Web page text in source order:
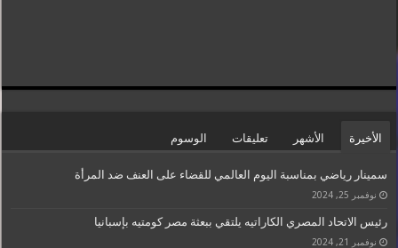
الأخيرة الأشهر تعليقات الوسوم
سمينار رياضي بمناسبة اليوم العالمي للقضاء على العنف ضد المرأة
نوفمبر 25, 2024
رئيس الاتحاد المصري الكاراتيه يلتقي ببعثة مصر كومتيه بإسبانيا
نوفمبر 21, 2024